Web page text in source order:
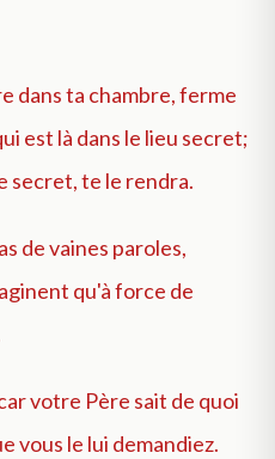
dans ta chambre, ferme
est là dans le lieu secret;
secret, te le rendra.
de vaines paroles,
qu'à force de
votre Père sait de quoi
vous le lui demandiez.